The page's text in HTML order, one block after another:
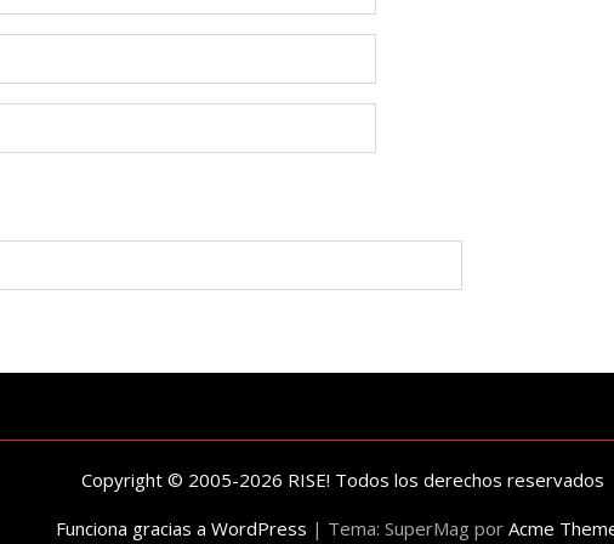
Copyright © 2005-2026 RISE! Todos los derechos reservados
Funciona gracias a WordPress | Tema: SuperMag por Acme